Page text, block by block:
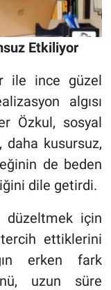
Etkiliyor
ile ince güzel
algısı
Özkul, sosyal
daha kusursuz,
de beden
dile getirdi.
düzeltmek için
ettiklerini
erken fark
uzun süre